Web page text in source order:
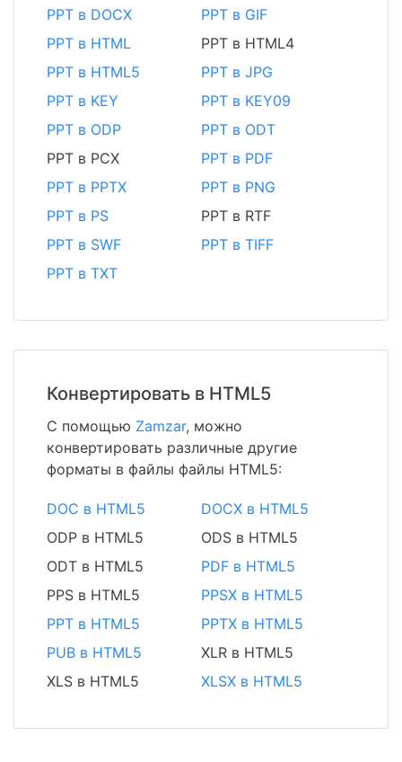
PPT в DOCX
PPT в GIF
PPT в HTML
PPT в HTML4
PPT в HTML5
PPT в JPG
PPT в KEY
PPT в KEY09
PPT в ODP
PPT в ODT
PPT в PCX
PPT в PDF
PPT в PPTX
PPT в PNG
PPT в PS
PPT в RTF
PPT в SWF
PPT в TIFF
PPT в TXT
Конвертировать в HTML5
С помощью Zamzar, можно
конвертировать различные другие
форматы в файлы файлы HTML5:
DOC в HTML5
DOCX в HTML5
ODP в HTML5
ODS в HTML5
ODT в HTML5
PDF в HTML5
PPS в HTML5
PPSX в HTML5
PPT в HTML5
PPTX в HTML5
PUB в HTML5
XLR в HTML5
XLS в HTML5
XLSX в HTML5